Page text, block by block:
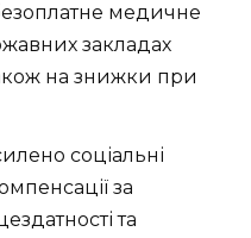
медичне
закладах
на знижки при
соціальні
за
та